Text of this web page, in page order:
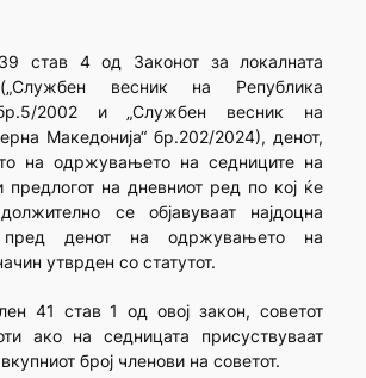
став 4 од Законот за локалната
весник на Република
бр.5/2002 и „Службен весник на
Македонија“ бр.202/2024), денот,
на одржувањето на седниците на
предлогот на дневниот ред по кој ќе
се објавуваат најдоцна
денот на одржувањето на
утврден со статутот.
41 став 1 од овој закон, советот
ако на седницата присуствуваат
број членови на советот.